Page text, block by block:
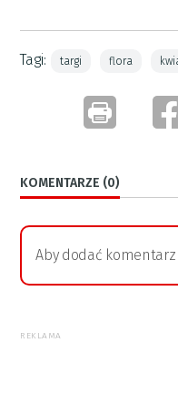
Tagi: targi flora
KOMENTARZE (0)
Aby dodać
REKLAMA